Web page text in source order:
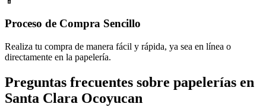
Proceso de Compra Sencillo
Realiza tu compra de manera fácil y rápida, ya sea en línea o
directamente en la papelería.
Preguntas frecuentes sobre papelerías en
Santa Clara Ocoyucan